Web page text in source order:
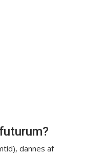
dannes af